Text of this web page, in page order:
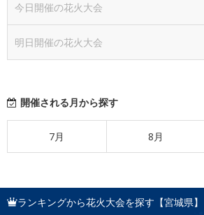
今日開催の花火大会
明日開催の花火大会
開催される月から探す
7月 8月
ランキングから花火大会を探す【宮城県】